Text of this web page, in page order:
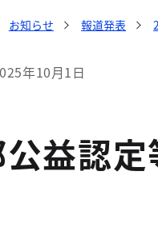
お知らせ 報道発表
年10月1日
益認